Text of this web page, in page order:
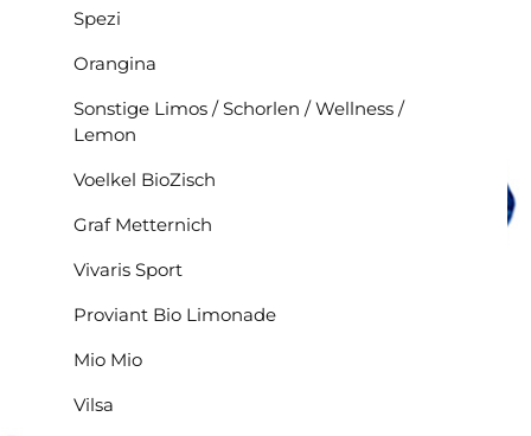
Spezi
Orangina
Sonstige Limos / Schorlen / Wellness /
Lemon
Voelkel BioZisch
Graf Metternich
Vivaris Sport
Proviant Bio Limonade
Mio Mio
Vilsa